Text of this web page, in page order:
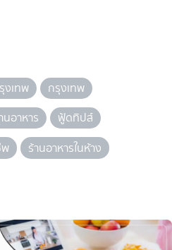
งเทพ
กรุงเทพ
นอาหาร
ฟู้ดทิปส์
พ
ร้านอาหารในห้าง